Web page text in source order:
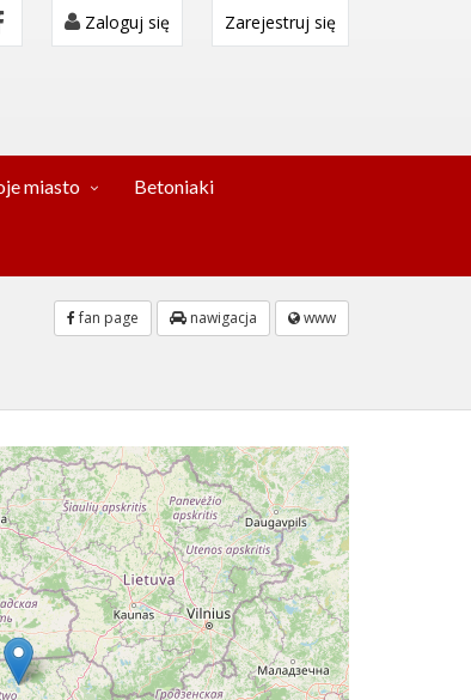
Zaloguj się Zarejestruj się
miasto Betoniaki
fan page nawigacja www